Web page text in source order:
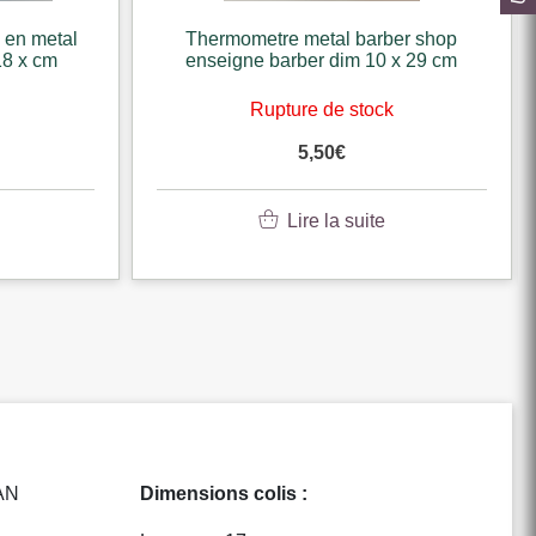
metal
x cm
Thermometre metal barber shop
enseigne barber dim 10 x 29 cm
Rupture de stock
5,50€
Lire la suite
Dimensions colis :